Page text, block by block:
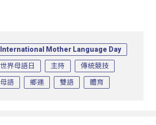
International Mother Language Day
世界母語日 主持 傳統競技
母語 鄉運 雙語 體育